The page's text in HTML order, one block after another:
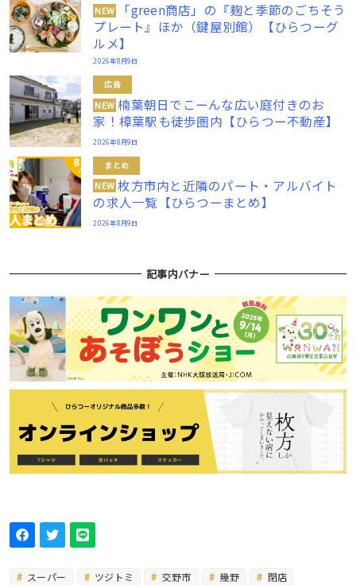
NEW
「green商店」の『麹と季節のごちそう
プレート』ほか（鍵屋別館）【ひらつーグ
ルメ】
2026年8月9日
広告
NEW 楠葉朝日でこーんな広い庭付きのお
家！樟葉駅も徒歩圏内【ひらつー不動産】
2026年8月9日
まとめ
NEW 枚方市内と近隣のパート・アルバイト
の求人一覧【ひらつーまとめ】
2026年8月9日
記事内バナー
スーパー ツジトミ 交野市 幾野 閉店